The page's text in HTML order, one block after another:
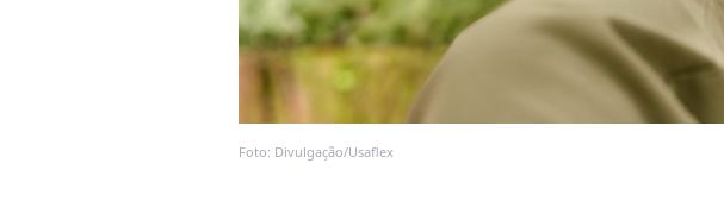
Foto: Divulgação/Usaflex